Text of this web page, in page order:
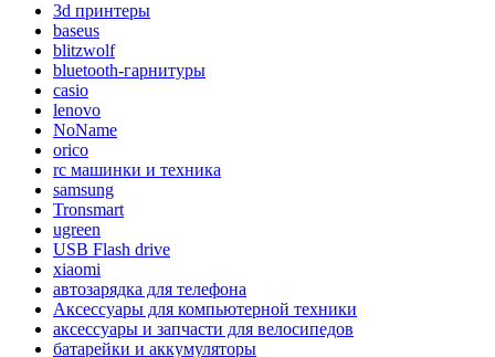
3d принтеры
baseus
blitzwolf
bluetooth-гарнитуры
casio
lenovo
NoName
orico
rc машинки и техника
samsung
Tronsmart
ugreen
USB Flash drive
xiaomi
автозарядка для телефона
Аксессуары для компьютерной техники
аксессуары и запчасти для велосипедов
батарейки и аккумуляторы